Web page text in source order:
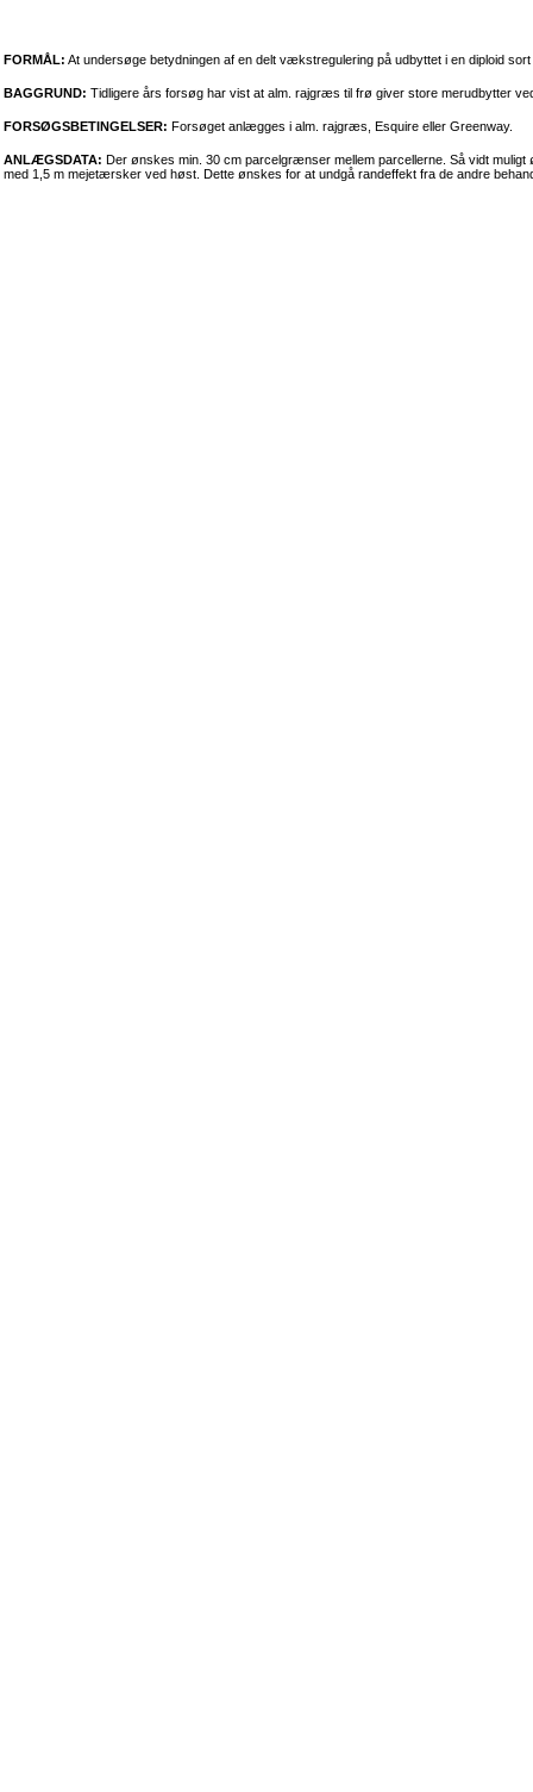
FORMÅL: At undersøge betydningen af en delt vækstregulering på udbyttet i en diploid
BAGGRUND: Tidligere års forsøg har vist at alm. rajgræs til frø giver store merudbytter
FORSØGSBETINGELSER: Forsøget anlægges i alm. rajgræs, Esquire eller Greenway.
ANLÆGSDATA: Der ønskes min. 30 cm parcelgrænser mellem parcellerne. Så vidt
med 1,5 m mejetærsker ved høst. Dette ønskes for at undgå randeffekt fra de andre